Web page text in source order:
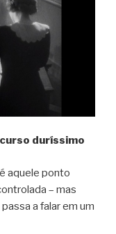
duríssimo
aquele ponto
– mas
a falar em um